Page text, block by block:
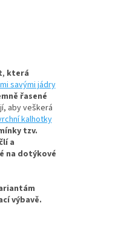
, která
savými jádry
řasené
aby veškerá
kalhotky
tzv.
a
na dotýkové
výbavě.